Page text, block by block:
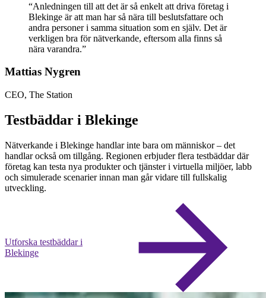
“Anledningen till att det är så enkelt att driva företag i
Blekinge är att man har så nära till beslutsfattare och
andra personer i samma situation som en själv. Det är
verkligen bra för nätverkande, eftersom alla finns så
nära varandra.”
Mattias Nygren
CEO, The Station
Testbäddar i Blekinge
Nätverkande i Blekinge handlar inte bara om människor – det
handlar också om tillgång. Regionen erbjuder flera testbäddar där
företag kan testa nya produkter och tjänster i virtuella miljöer, labb
och simulerade scenarier innan man går vidare till fullskalig
utveckling.
Utforska testbäddar i
Blekinge